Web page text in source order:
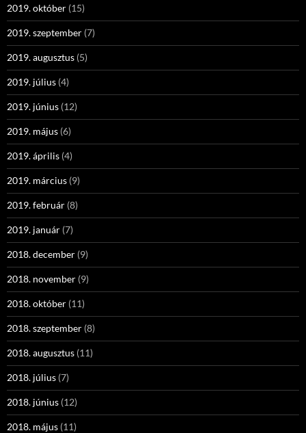
2019. október (15)
2019. szeptember (7)
2019. augusztus (5)
2019. július (4)
2019. június (12)
2019. május (6)
2019. április (4)
2019. március (9)
2019. február (8)
2019. január (7)
2018. december (9)
2018. november (9)
2018. október (11)
2018. szeptember (8)
2018. augusztus (11)
2018. július (7)
2018. június (12)
2018. május (11)